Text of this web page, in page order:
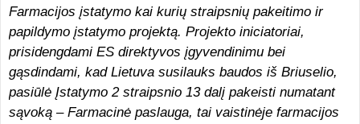
Farmacijos įstatymo kai kurių straipsnių pakeitimo ir
papildymo įstatymo projektą. Projekto iniciatoriai,
prisidengdami ES direktyvos įgyvendinimu bei
gąsdindami, kad Lietuva susilauks baudos iš Briuselio,
pasiūlė Įstatymo 2 straipsnio 13 dalį pakeisti numatant
sąvoką – Farmacinė paslauga, tai vaistinėje farmacijos